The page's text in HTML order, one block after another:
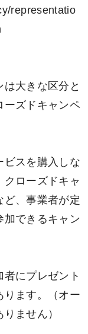
representatio
大きな区分と
ーズドキャンペ
ビスを購入しな
クローズドキャ
ど、事業者が定
加できるキャン
にプレゼント
ります。（オー
ません）